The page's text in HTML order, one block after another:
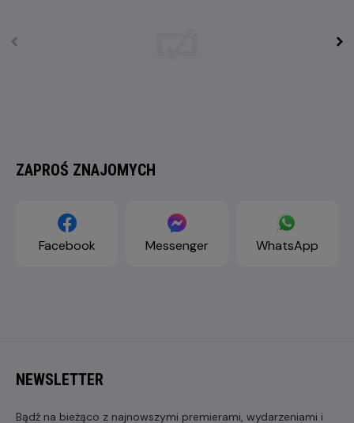
ZAPROŚ ZNAJOMYCH
Facebook Messenger WhatsApp
NEWSLETTER
Bądź na bieżąco z najnowszymi premierami, wydarzeniami i